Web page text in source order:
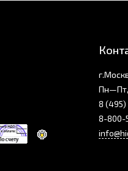
8 (495)
8-800-